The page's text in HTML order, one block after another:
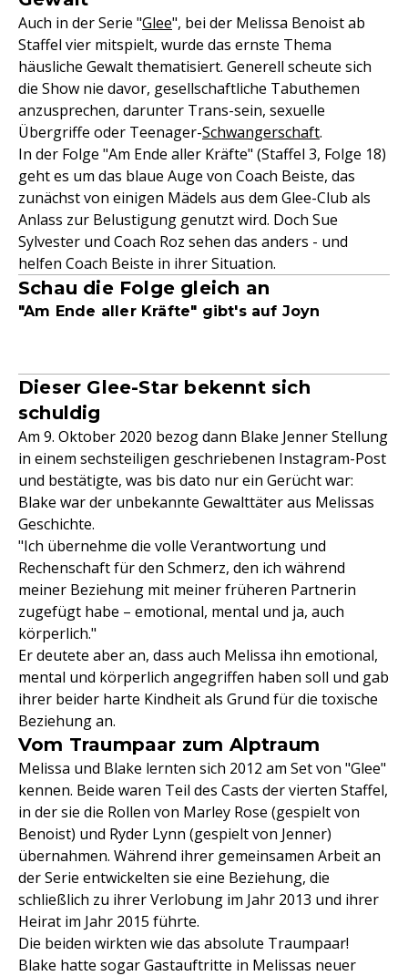
Auch in der Serie "Glee", bei der Melissa Benoist ab
Staffel vier mitspielt, wurde das ernste Thema
häusliche Gewalt thematisiert. Generell scheute sich
die Show nie davor, gesellschaftliche Tabuthemen
anzusprechen, darunter Trans-sein, sexuelle
Übergriffe oder Teenager-Schwangerschaft.
In der Folge "Am Ende aller Kräfte" (Staffel 3, Folge 18)
geht es um das blaue Auge von Coach Beiste, das
zunächst von einigen Mädels aus dem Glee-Club als
Anlass zur Belustigung genutzt wird. Doch Sue
Sylvester und Coach Roz sehen das anders - und
helfen Coach Beiste in ihrer Situation.
Schau die Folge gleich an
"Am Ende aller Kräfte" gibt's auf Joyn
Dieser Glee-Star bekennt sich
schuldig
Am 9. Oktober 2020 bezog dann Blake Jenner Stellung
in einem sechsteiligen geschriebenen Instagram-Post
und bestätigte, was bis dato nur ein Gerücht war:
Blake war der unbekannte Gewalttäter aus Melissas
Geschichte.
"Ich übernehme die volle Verantwortung und
Rechenschaft für den Schmerz, den ich während
meiner Beziehung mit meiner früheren Partnerin
zugefügt habe – emotional, mental und ja, auch
körperlich."
Er deutete aber an, dass auch Melissa ihn emotional,
mental und körperlich angegriffen haben soll und gab
ihrer beider harte Kindheit als Grund für die toxische
Beziehung an.
Vom Traumpaar zum Alptraum
Melissa und Blake lernten sich 2012 am Set von "Glee"
kennen. Beide waren Teil des Casts der vierten Staffel,
in der sie die Rollen von Marley Rose (gespielt von
Benoist) und Ryder Lynn (gespielt von Jenner)
übernahmen. Während ihrer gemeinsamen Arbeit an
der Serie entwickelten sie eine Beziehung, die
schließlich zu ihrer Verlobung im Jahr 2013 und ihrer
Heirat im Jahr 2015 führte.
Die beiden wirkten wie das absolute Traumpaar!
Blake hatte sogar Gastauftritte in Melissas neuer